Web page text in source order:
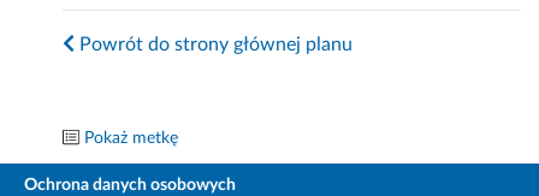
Powrót do strony głównej planu
Pokaż metkę
Ochrona danych osobowych